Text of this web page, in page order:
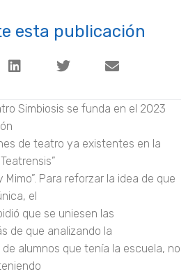
esta publicación
Simbiosis se funda en el 2023
de teatro ya existentes en la
Mimo”. Para reforzar la idea de que
el
que se uniesen las
de que analizando la
alumnos que tenía la escuela, no